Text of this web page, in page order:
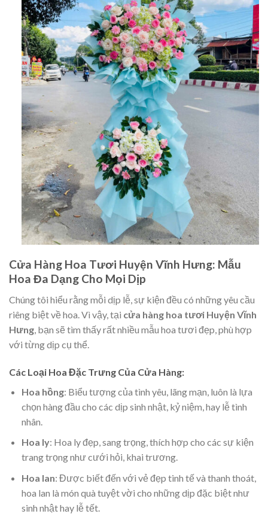
Cửa Hàng Hoa Tươi Huyện Vĩnh Hưng: Mẫu
Hoa Đa Dạng Cho Mọi Dịp
Chúng tôi hiểu rằng mỗi dịp lễ, sự kiện đều có những yêu cầu
riêng biệt về hoa. Vì vậy, tại cửa hàng hoa tươi Huyện Vĩnh
Hưng , bạn sẽ tìm thấy rất nhiều mẫu hoa tươi đẹp, phù hợp
với từng dịp cụ thể.
Các Loại Hoa Đặc Trưng Của Cửa Hàng:
Hoa hồng: Biểu tượng của tình yêu, lãng mạn, luôn là lựa
chọn hàng đầu cho các dịp sinh nhật, kỷ niệm, hay lễ tình
nhân.
Hoa ly: Hoa ly đẹp, sang trọng, thích hợp cho các sự kiện
trang trọng như cưới hỏi, khai trương.
Hoa lan: Được biết đến với vẻ đẹp tinh tế và thanh thoát,
hoa lan là món quà tuyệt vời cho những dịp đặc biệt như
sinh nhật hay lễ tết.